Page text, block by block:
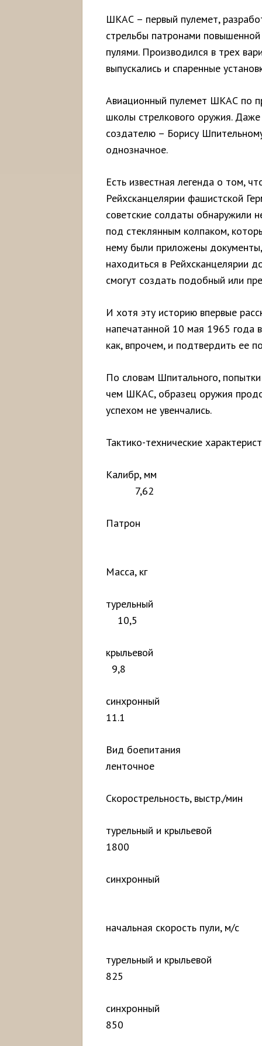
ШКАС – первый пулемет,
стрельбы патронами
пулями. Производился в трех
выпускались и спаренные
Авиационный пулемет ШКАС по
школы стрелкового оружия.
создателю – Борису
однозначное.
Есть известная легенда о том,
Рейхсканцелярии фашистской
советские солдаты обнаружили
под стеклянным колпаком,
нему были приложены
находиться в Рейхсканцелярии
смогут создать подобный или
И хотя эту историю впервые
напечатанной 10 мая 1965 года
как, впрочем, и подтвердить ее
По словам Шпитального,
чем ШКАС, образец оружия
успехом не увенчались.
Тактико-технические
7,62
Патрон
Масса, кг
10,5
9,8
11.1
Вид
ленточное
Скорострельность, выстр./мин
1800
синхронный
начальная скорость пули, м/с
турельный
825
850